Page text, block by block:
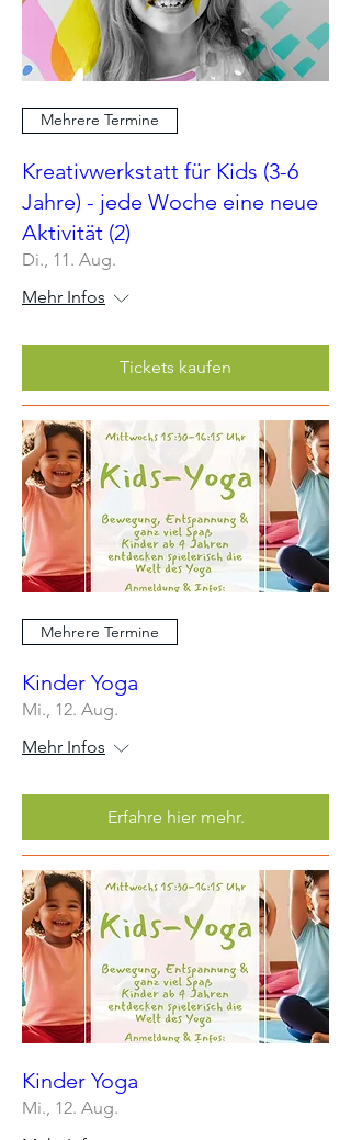
Mehrere Termine
Kreativwerkstatt für Kids (3-6
Jahre) - jede Woche eine neue
Aktivität (2)
Di., 11. Aug.
Mehr Infos
Tickets kaufen
Mehrere Termine
Kinder Yoga
Mi., 12. Aug.
Mehr Infos
Erfahre hier mehr.
Kinder Yoga
Mi., 12. Aug.